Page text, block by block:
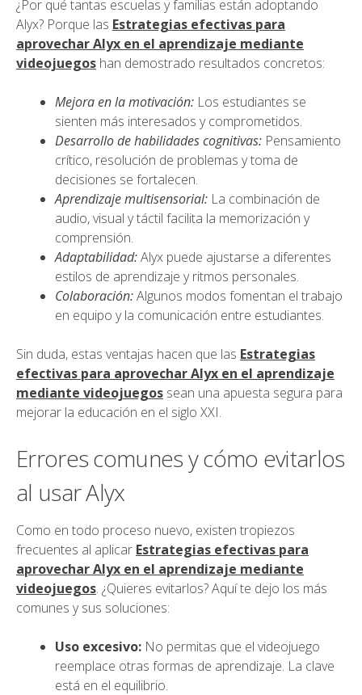
¿Por qué tantas escuelas y familias están adoptando
Alyx? Porque las Estrategias efectivas para
aprovechar Alyx en el aprendizaje mediante
videojuegos han demostrado resultados concretos:
Mejora en la motivación: Los estudiantes se
sienten más interesados y comprometidos.
Desarrollo de habilidades cognitivas: Pensamiento
crítico, resolución de problemas y toma de
decisiones se fortalecen.
Aprendizaje multisensorial: La combinación de
audio, visual y táctil facilita la memorización y
comprensión.
Adaptabilidad:Alyx puede ajustarse a diferentes
estilos de aprendizaje y ritmos personales.
Colaboración:Algunos modos fomentan el trabajo
en equipo y la comunicación entre estudiantes.
Sin duda, estas ventajas hacen que las Estrategias
efectivas para aprovechar Alyx en el aprendizaje
mediante videojuegos sean una apuesta segura para
mejorar la educación en el siglo XXI.
Errores comunes y cómo evitarlos
al usar Alyx
Como en todo proceso nuevo, existen tropiezos
frecuentes al aplicar Estrategias efectivas para
aprovechar Alyx en el aprendizaje mediante
videojuegos. ¿Quieres evitarlos? Aquí te dejo los más
comunes y sus soluciones:
Uso excesivo: No permitas que el videojuego
reemplace otras formas de aprendizaje. La clave
está en el equilibrio.